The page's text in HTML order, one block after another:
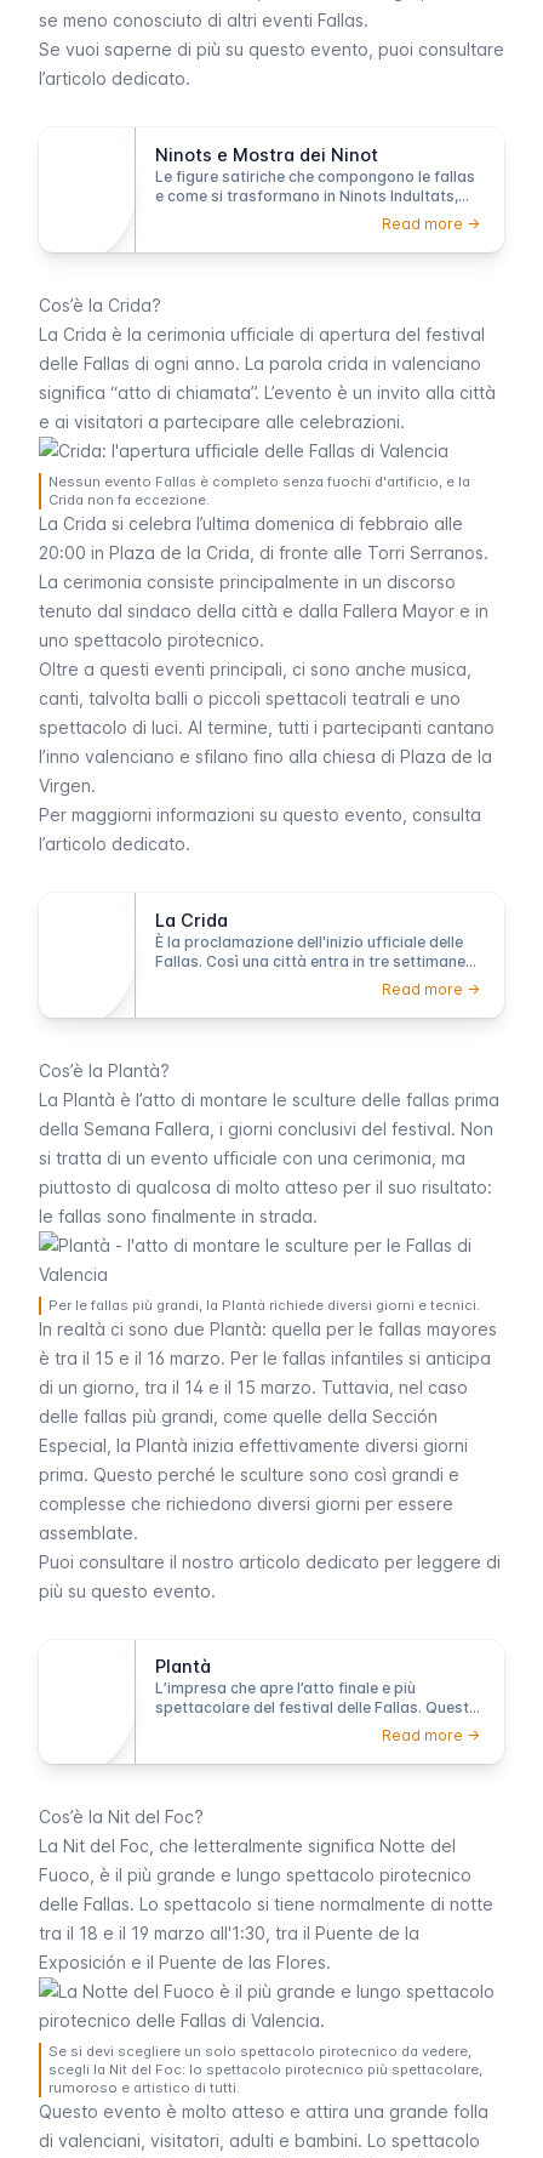
se meno conosciuto di altri eventi Fallas.
Se vuoi saperne di più su questo evento, puoi consultare
l’articolo dedicato.
Ninots e Mostra dei Ninot
Le figure satiriche che compongono le fallas
e come si trasformano in Ninots Indultats,
salvati dalle fiamme dal voto del pubblico
Read more ->
Cos’è la Crida?
La Crida è la cerimonia ufficiale di apertura del festival
delle Fallas di ogni anno. La parola crida in valenciano
significa “atto di chiamata”. L’evento è un invito alla città
e ai visitatori a partecipare alle celebrazioni.
Nessun evento Fallas è completo senza fuochi d'artificio, e la
Crida non fa eccezione.
La Crida si celebra l’ultima domenica di febbraio alle
20:00 in Plaza de la Crida , di fronte alle Torri Serranos.
La cerimonia consiste principalmente in un discorso
tenuto dal sindaco della città e dalla Fallera Mayor e in
uno spettacolo pirotecnico.
Oltre a questi eventi principali, ci sono anche musica,
canti, talvolta balli o piccoli spettacoli teatrali e uno
spettacolo di luci. Al termine, tutti i partecipanti cantano
l’inno valenciano e sfilano fino alla chiesa di Plaza de la
Virgen.
Per maggiorni informazioni su questo evento, consulta
l’articolo dedicato.
La Crida
È la proclamazione dell'inizio ufficiale delle
Fallas. Così una città entra in tre settimane
di festeggiamenti, colori, rumori e spettacoli.
Read more ->
Cos’è la Plantà?
La Plantà è l’atto di montare le sculture delle fallas prima
della Semana Fallera , i giorni conclusivi del festival. Non
si tratta di un evento ufficiale con una cerimonia, ma
piuttosto di qualcosa di molto atteso per il suo risultato:
le fallas sono finalmente in strada.
Per le fallas più grandi, la Plantà richiede diversi giorni e tecnici.
In realtà ci sono due Plantà: quella per le fallas mayores
è tra il 15 e il 16 marzo. Per le fallas infantiles si anticipa
di un giorno, tra il 14 e il 15 marzo. Tuttavia, nel caso
delle fallas più grandi, come quelle della Sección
Especial , la Plantà inizia effettivamente diversi giorni
prima. Questo perché le sculture sono così grandi e
complesse che richiedono diversi giorni per essere
assemblate.
Puoi consultare il nostro articolo dedicato per leggere di
più su questo evento.
Plantà
L’impresa che apre l’atto finale e più
spettacolare del festival delle Fallas. Questo
è momento in cui le sculture si presentano
Read more ->
Cos’è la Nit del Foc?
La Nit del Foc , che letteralmente significa Notte del
Fuoco, è il più grande e lungo spettacolo pirotecnico
delle Fallas. Lo spettacolo si tiene normalmente di notte
tra il 18 e il 19 marzo all'1:30, tra il Puente de la
Exposición e il Puente de las Flores.
Se si devi scegliere un solo spettacolo pirotecnico da vedere,
scegli la Nit del Foc: lo spettacolo pirotecnico più spettacolare,
rumoroso e artistico di tutti.
Questo evento è molto atteso e attira una grande folla
di valenciani, visitatori, adulti e bambini. Lo spettacolo